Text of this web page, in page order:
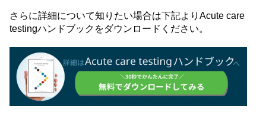
さらに詳細について知りたい場合は下記よりAcute care
testingハンドブックをダウンロードください。